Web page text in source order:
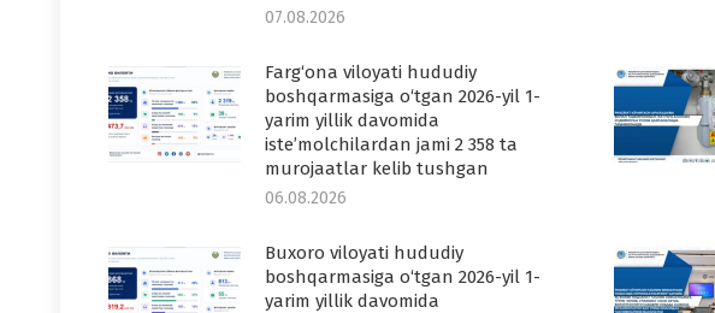
07.08.2026
Farg‘ona viloyati hududiy
boshqarmasiga o‘tgan 2026-yil 1-
yarim yillik davomida
iste’molchilardan jami 2 358 ta
murojaatlar kelib tushgan
06.08.2026
Buxoro viloyati hududiy
boshqarmasiga o‘tgan 2026-yil 1-
yarim yillik davomida